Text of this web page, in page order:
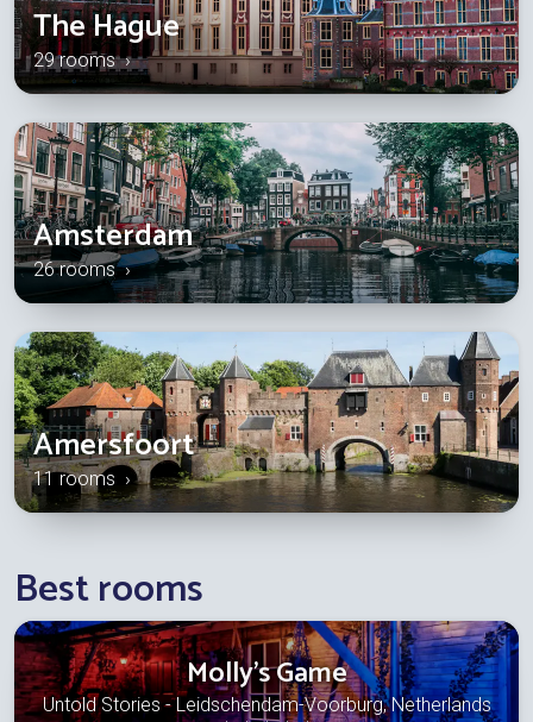
The Hague
29 rooms ›
Amsterdam
26 rooms ›
Amersfoort
11 rooms ›
Best rooms
Molly's Game
Untold Stories - Leidschendam-Voorburg, Netherlands